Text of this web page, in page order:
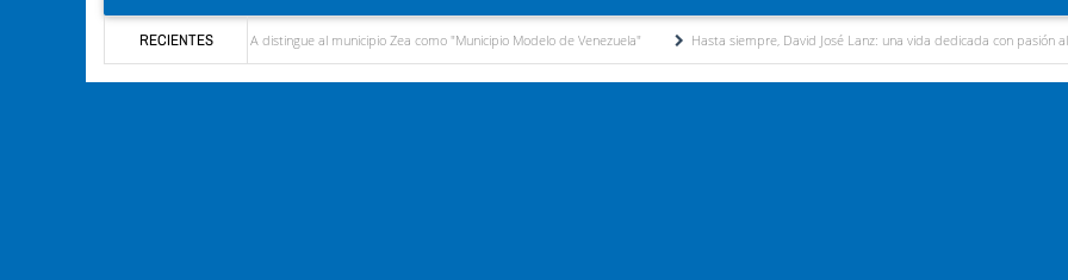
RECIENTES
CIEPROL-ULA distingue al municipio Zea como "Municipio Modelo de Venezuela" Hasta siempre, David José Lanz: una vida dedicada con pasión al micrófono y